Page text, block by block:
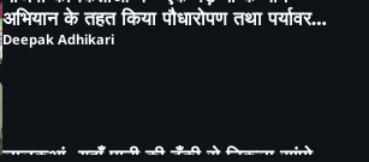
का जखीरा, मचा हड़कंप।
Deepak Adhikari